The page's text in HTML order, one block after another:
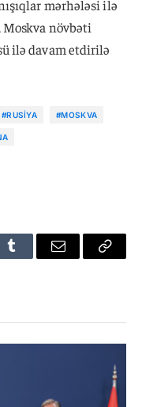
mərhələsi ilə
Moskva növbəti
ilə davam etdirilə
#RUSIYA #MOSKVA
Tumblr Email
Copy